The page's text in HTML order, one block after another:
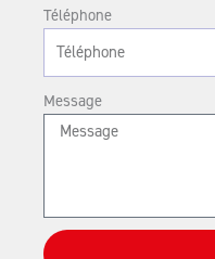
Téléphone
Message